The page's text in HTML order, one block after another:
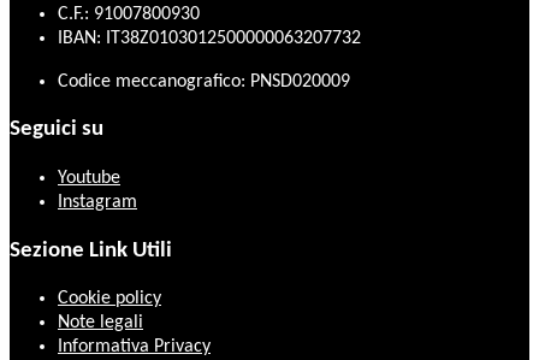
C.F.: 91007800930
IBAN: IT38Z0103012500000063207732
Codice meccanografico: PNSD020009
Seguici su
Youtube
Instagram
Sezione Link Utili
Cookie policy
Note legali
Informativa Privacy